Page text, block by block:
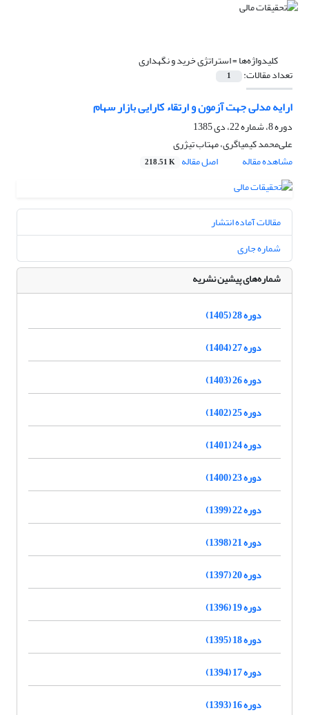
کلیدواژه‌ها =استراتژی خرید و نگهداری
تعداد مقالات: 1
ارایه مدلی جهت آزمون و ارتقاء کارایی بازار سهام
دوره 8، شماره 22، دی 1385
علی‌محمد کیمیاگری، مهتاب تیژری
مشاهده مقاله
اصل مقاله 218.51 K
مقالات آماده انتشار
شماره جاری
شماره‌های پیشین نشریه
دوره 28 (1405)
دوره 27 (1404)
دوره 26 (1403)
دوره 25 (1402)
دوره 24 (1401)
دوره 23 (1400)
دوره 22 (1399)
دوره 21 (1398)
دوره 20 (1397)
دوره 19 (1396)
دوره 18 (1395)
دوره 17 (1394)
دوره 16 (1393)